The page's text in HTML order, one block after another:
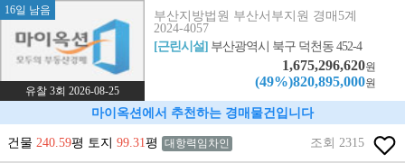
16일 남음
유찰 3회 2026-08-25
부산지방법원 부산서부지원 경매5계
2024-4057
[근린시설] 부산광역시 북구 덕천동 452-4
1,675,296,620원
(49%)820,895,000원
마이옥션에서 추천하는 경매물건입니다
건물 240.59평 토지 99.31평 대항력임차인 조회 2315